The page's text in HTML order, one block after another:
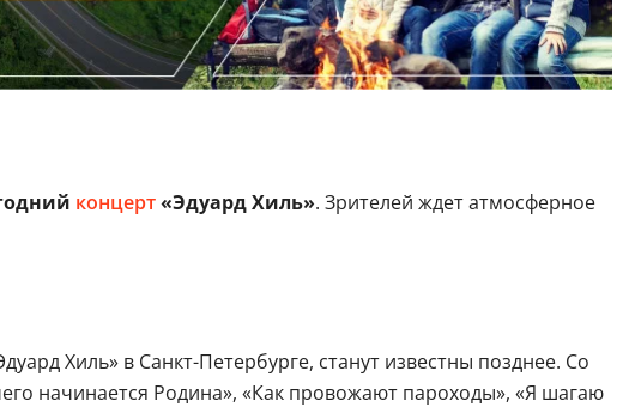
концерт«Эдуард Хиль». Зрителей ждет атмосферное
Хиль» в Санкт-Петербурге, станут известны позднее. Со
начинается Родина», «Как провожают пароходы», «Я шагаю